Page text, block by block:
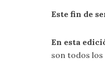
Este fin de
En esta
son todos